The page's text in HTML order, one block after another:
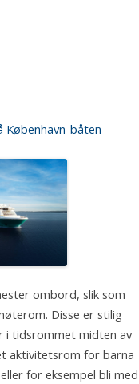
København-båten
ombord, slik som
Disse er stilig
i tidsrommet midten av
aktivitetsrom for barna
for eksempel bli med